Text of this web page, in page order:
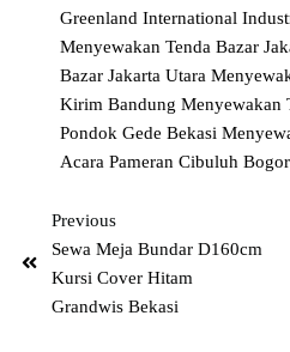
Greenland International
Menyewakan Tenda Bazar
Bazar Jakarta Utara
Kirim BandungMenyewakan
Pondok Gede Bekasi
Acara Pameran Cibuluh
Previous
Sewa Meja Bundar D160cm
Kursi Cover Hitam
Grandwis Bekasi